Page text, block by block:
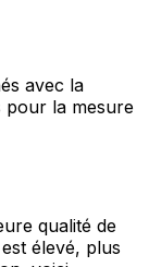
avec la
pour la mesure
qualité de
élevé, plus